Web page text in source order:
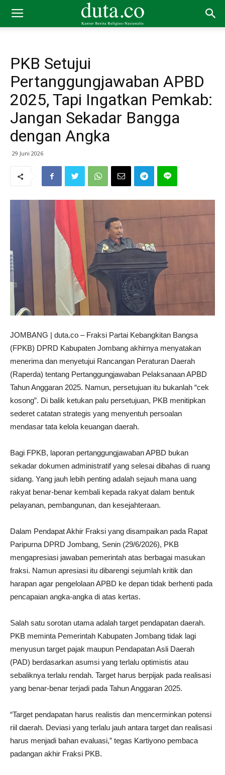
PKB Setujui
Pertanggungjawaban APBD
2025, Tapi Ingatkan Pemkab:
Jangan Sekadar Bangga
dengan Angka
29 Juni 2026
JOMBANG | duta.co – Fraksi Partai Kebangkitan Bangsa
(FPKB) DPRD Kabupaten Jombang akhirnya menyatakan
menerima dan menyetujui Rancangan Peraturan Daerah
(Raperda) tentang Pertanggungjawaban Pelaksanaan APBD
Tahun Anggaran 2025. Namun, persetujuan itu bukanlah “cek
kosong”. Di balik ketukan palu persetujuan, PKB menitipkan
sederet catatan strategis yang menyentuh persoalan
mendasar tata kelola keuangan daerah.
Bagi FPKB, laporan pertanggungjawaban APBD bukan
sekadar dokumen administratif yang selesai dibahas di ruang
sidang. Yang jauh lebih penting adalah sejauh mana uang
rakyat benar-benar kembali kepada rakyat dalam bentuk
pelayanan, pembangunan, dan kesejahteraan.
Dalam Pendapat Akhir Fraksi yang disampaikan pada Rapat
Paripurna DPRD Jombang, Senin (29/6/2026), PKB
mengapresiasi jawaban pemerintah atas berbagai masukan
fraksi. Namun apresiasi itu dibarengi sejumlah kritik dan
harapan agar pengelolaan APBD ke depan tidak berhenti pada
pencapaian angka-angka di atas kertas.
Salah satu sorotan utama adalah target pendapatan daerah.
PKB meminta Pemerintah Kabupaten Jombang tidak lagi
menyusun target pajak maupun Pendapatan Asli Daerah
(PAD) berdasarkan asumsi yang terlalu optimistis atau
sebaliknya terlalu rendah. Target harus berpijak pada realisasi
yang benar-benar terjadi pada Tahun Anggaran 2025.
“Target pendapatan harus realistis dan mencerminkan potensi
riil daerah. Deviasi yang terlalu jauh antara target dan realisasi
harus menjadi bahan evaluasi,” tegas Kartiyono pembaca
padangan akhir Fraksi PKB.